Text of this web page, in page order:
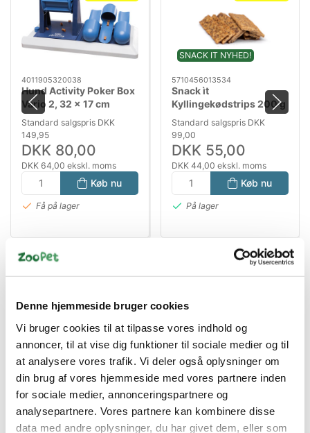
Denne hjemmeside bruger cookies
Vi bruger cookies til at tilpasse vores indhold og
annoncer, til at vise dig funktioner til sociale medier og til
at analysere vores trafik. Vi deler også oplysninger om
din brug af vores hjemmeside med vores partnere inden
for sociale medier, annonceringspartnere og
analysepartnere. Vores partnere kan kombinere disse
data med andre oplysninger, du har givet dem, eller som
4011905320038
Hund Activity Poker Box
Vario 2, 32 x 17 cm
Standard salgspris DKK
149,95
DKK 80,00
DKK 64,00 ekskl. moms
Køb nu
Få på lager
SNACK IT NYHED!
5710456013534
Snack ìt
Kyllingekødstrips 200 g
Standard salgspris DKK
99,00
DKK 55,00
DKK 44,00 ekskl. moms
Køb nu
På lager
Bestsælgende varer i Bamser, stof, skind
& pels